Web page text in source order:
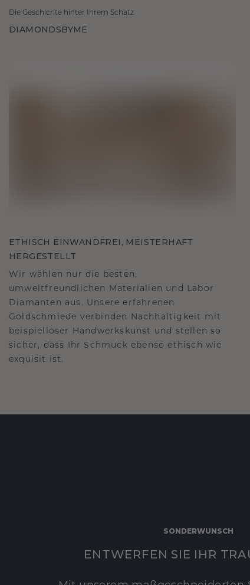
Die Geschichte hinter Ihrem Schatz
DIAMONDSBYME
ETHISCH EINWANDFREI, MEISTERHAFT
HERGESTELLT
Wir wählen nur die besten,
umweltfreundlichen Materialien und Labor
Diamanten aus. Unsere erfahrenen
Goldschmiede verbinden Nachhaltigkeit mit
beispielloser Handwerkskunst und stellen so
sicher, dass Ihr Schmuck ebenso ethisch wie
exquisit ist.
SONDERWUNSCH
ENTWERFEN SIE IHR